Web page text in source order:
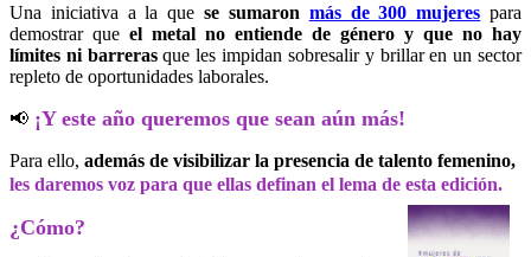
Una iniciativa a la quese sumaron más de 300 mujeres para
demostrar que el metal no entiende de género y que no hay
límites ni barrerasque les impidan sobresalir y brillar en un sector
repleto de oportunidades laborales.
📢 ¡Y este año queremos que sean aún más!
Para ello, además de visibilizar la presencia de talento femenino,
les daremos voz para que ellas definan el lema de esta edición.
¿Cómo?